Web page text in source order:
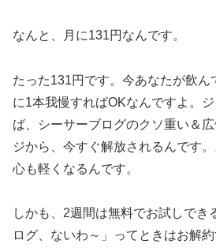
なんと、月に131円なんです。
たった131円です。今あなたが飲ん
に1本我慢すればOKなんですよ。
ば、シーサーブログのクソ重い＆
ジから、今すぐ解放されるんです
心も軽くなるんです。
しかも、2週間は無料でお試しでき
ログ、ないわ～」ってときはお解